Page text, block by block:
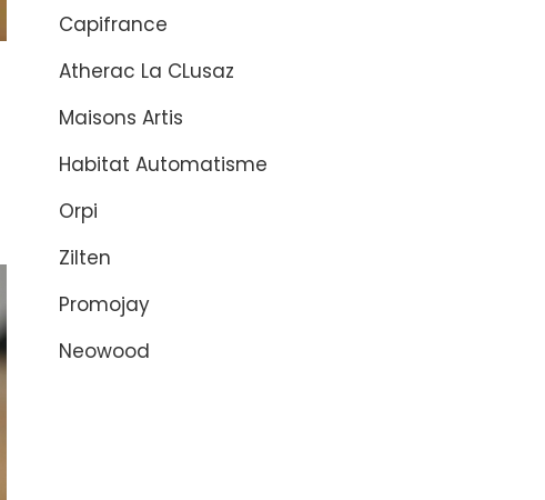
Capifrance
Atherac La CLusaz
Maisons Artis
Habitat Automatisme
Orpi
Zilten
Promojay
Neowood